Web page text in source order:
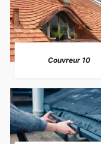
Couvreur 10